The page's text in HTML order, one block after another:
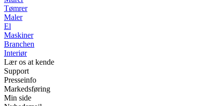
Tømrer
Maler
El
Maskiner
Branchen
Interiør
Lær os at kende
Support
Presseinfo
Markedsføring
Min side